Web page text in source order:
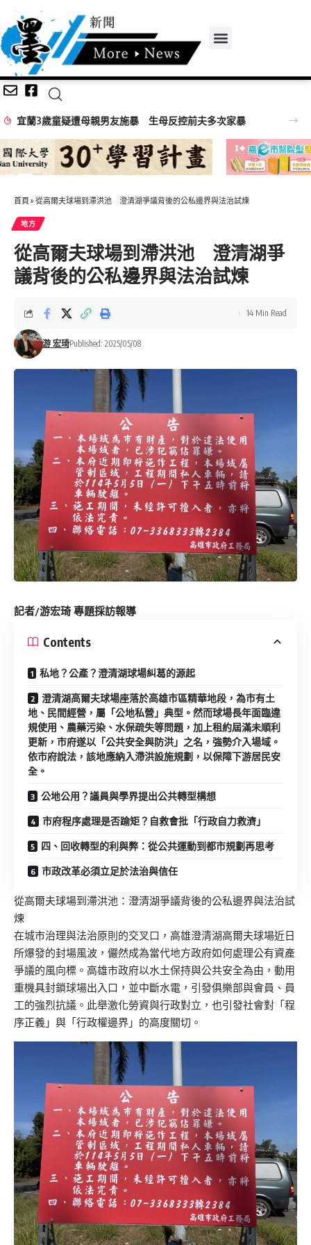
首頁 » 從高爾夫球場到滯洪池 澄清湖爭議背後的公私邊界與法治試煉
地方
從高爾夫球場到滯洪池 澄清湖爭
議背後的公私邊界與法治試煉
游 宏琦Published: 2025/05/08
14 Min Read
記者/游宏琦 專題採訪報導
Contents
私地？公產？澄清湖球場糾葛的源起
澄清湖高爾夫球場座落於高雄市區精華地段，為市有土
地、民間經營，屬「公地私營」典型。然而球場長年面臨違
規使用、農藥污染、水保疏失等問題，加上租約屆滿未順利
更新，市府遂以「公共安全與防洪」之名，強勢介入場域。
依市府說法，該地應納入滯洪設施規劃，以保障下游居民安
全。
公地公用？議員與學界提出公共轉型構想
市府程序處理是否踰矩？自救會批「行政自力救濟」
四、回收轉型的利與弊：從公共運動到都市規劃再思考
市政改革必須立足於法治與信任
從高爾夫球場到滯洪池：澄清湖爭議背後的公私邊界與法治試
煉
在城市治理與法治原則的交叉口，高雄澄清湖高爾夫球場近日
所爆發的封場風波，儼然成為當代地方政府如何處理公有資產
爭議的風向標。高雄市政府以水土保持與公共安全為由，動用
重機具封鎖球場出入口，並中斷水電，引發俱樂部與會員、員
工的強烈抗議。此舉激化勞資與行政對立，也引發社會對「程
序正義」與「行政權邊界」的高度關切。